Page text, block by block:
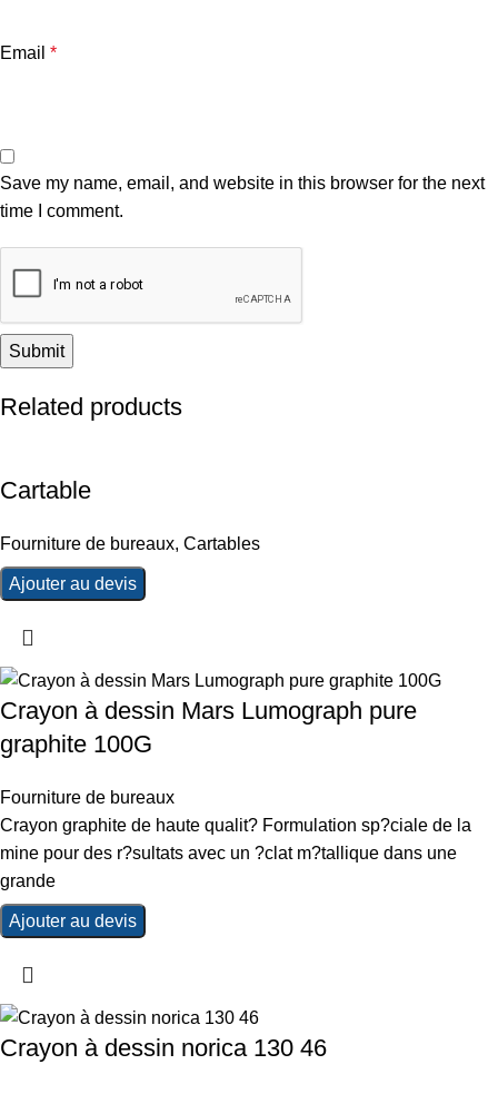
Email *
Save my name, email, and website in this browser for the next
time I comment.
Related products
Cartable
Fourniture de bureaux, Cartables
Ajouter au devis
Crayon à dessin Mars Lumograph pure
graphite 100G
Fourniture de bureaux
Crayon graphite de haute qualit? Formulation sp?ciale de la
mine pour des r?sultats avec un ?clat m?tallique dans une
grande
Ajouter au devis
Crayon à dessin norica 130 46